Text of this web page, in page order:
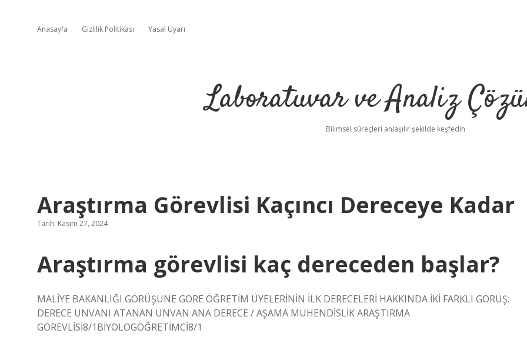
Anasayfa Gizlilik Politikası Yasal Uyarı
Laboratuvar ve Analiz
Bilimsel süreçleri anlaşılır şekilde keşfedin
Araştırma Görevlisi Kaçıncı Dereceye Kadar
Tarih: Kasım 27, 2024
Araştırma görevlisi kaç dereceden başlar?
MALİYE BAKANLIĞI GÖRÜŞÜNE GÖRE ÖĞRETİM ÜYELERİNİN İLK DERECELERİ HAKKINDA İKİ FARKLI GÖRÜŞ:
DERECE ÜNVANI ATANAN ÜNVAN ANA DERECE / AŞAMA MÜHENDİSLİK ARAŞTIRMA
GÖREVLİSİ8/1BİYOLOGÖĞRETİMCİ8/1